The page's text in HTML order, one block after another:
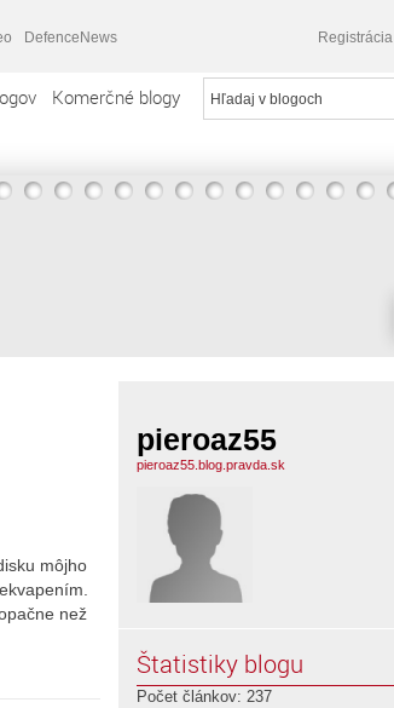
DefenceNews Registrácia
Komerčné blogy
môjho
než
pieroaz55
pieroaz55.blog.pravda.sk
Štatistiky blogu
Počet článkov: 237